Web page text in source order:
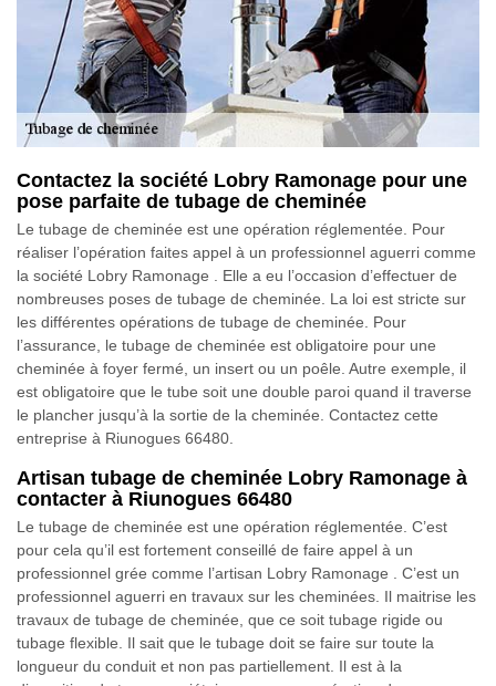
Contactez la société Lobry Ramonage pour une
pose parfaite de tubage de cheminée
Le tubage de cheminée est une opération réglementée. Pour
réaliser l’opération faites appel à un professionnel aguerri comme
la société Lobry Ramonage . Elle a eu l’occasion d’effectuer de
nombreuses poses de tubage de cheminée. La loi est stricte sur
les différentes opérations de tubage de cheminée. Pour
l’assurance, le tubage de cheminée est obligatoire pour une
cheminée à foyer fermé, un insert ou un poêle. Autre exemple, il
est obligatoire que le tube soit une double paroi quand il traverse
le plancher jusqu’à la sortie de la cheminée. Contactez cette
entreprise à Riunogues 66480.
Artisan tubage de cheminée Lobry Ramonage à
contacter à Riunogues 66480
Le tubage de cheminée est une opération réglementée. C’est
pour cela qu’il est fortement conseillé de faire appel à un
professionnel grée comme l’artisan Lobry Ramonage . C’est un
professionnel aguerri en travaux sur les cheminées. Il maitrise les
travaux de tubage de cheminée, que ce soit tubage rigide ou
tubage flexible. Il sait que le tubage doit se faire sur toute la
longueur du conduit et non pas partiellement. Il est à la